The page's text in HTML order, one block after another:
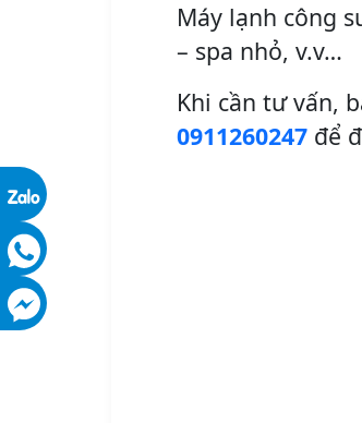
Máy lạnh công
– spa nhỏ, v.v…
Khi cần tư vấn,
0911260247 để